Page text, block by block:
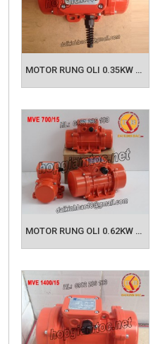
nghiệp sản xuất đồ nhựa
- Trong ngành công
- Các loại máy móc y tế,
- Nghành công nghiệp
Bạn có thể tham khảo
cơ rung bên dưới để
phù hợp với ứng dụng
HotlinehoặcEmail
được hỗ trợ tư vấn
phẩm phù hợp với nhu
và chính xác nhất.
ĐỘNG CƠ ĐIỆN
ĐỘNG CƠ RUNG OLI
MOTOR RUNG OLI 0.62KW MVE 700/15